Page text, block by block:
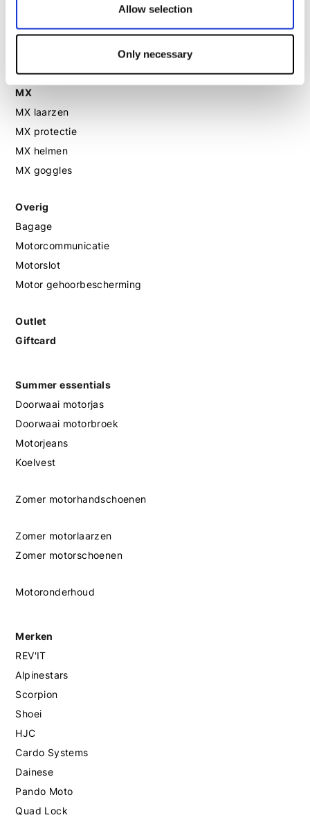
Allow selection
Only necessary
Motorlaarzen dames
Motorschoenen dames
MX
MX laarzen
MX protectie
MX helmen
MX goggles
Overig
Bagage
Motorcommunicatie
Motorslot
Motor gehoorbescherming
Outlet
Giftcard
Summer essentials
Doorwaai motorjas
Doorwaai motorbroek
Motorjeans
Koelvest
Zomer motorhandschoenen
Zomer motorlaarzen
Zomer motorschoenen
Motoronderhoud
Merken
REV'IT
Alpinestars
Scorpion
Shoei
HJC
Cardo Systems
Dainese
Pando Moto
Quad Lock